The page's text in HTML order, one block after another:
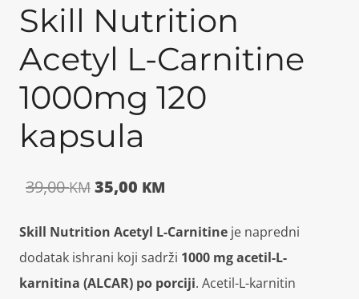
Skill Nutrition
Acetyl L-Carnitine
1000mg 120
kapsula
39,00KM Izvorna
bila
je:
35,00 KM
je:
35,00 KM.
Skill Nutrition Acetyl L-Carnitine je napredni
dodatak ishrani koji sadrži 1000 mg acetil-L-
karnitina (ALCAR) po porciji. Acetil-L-karnitin